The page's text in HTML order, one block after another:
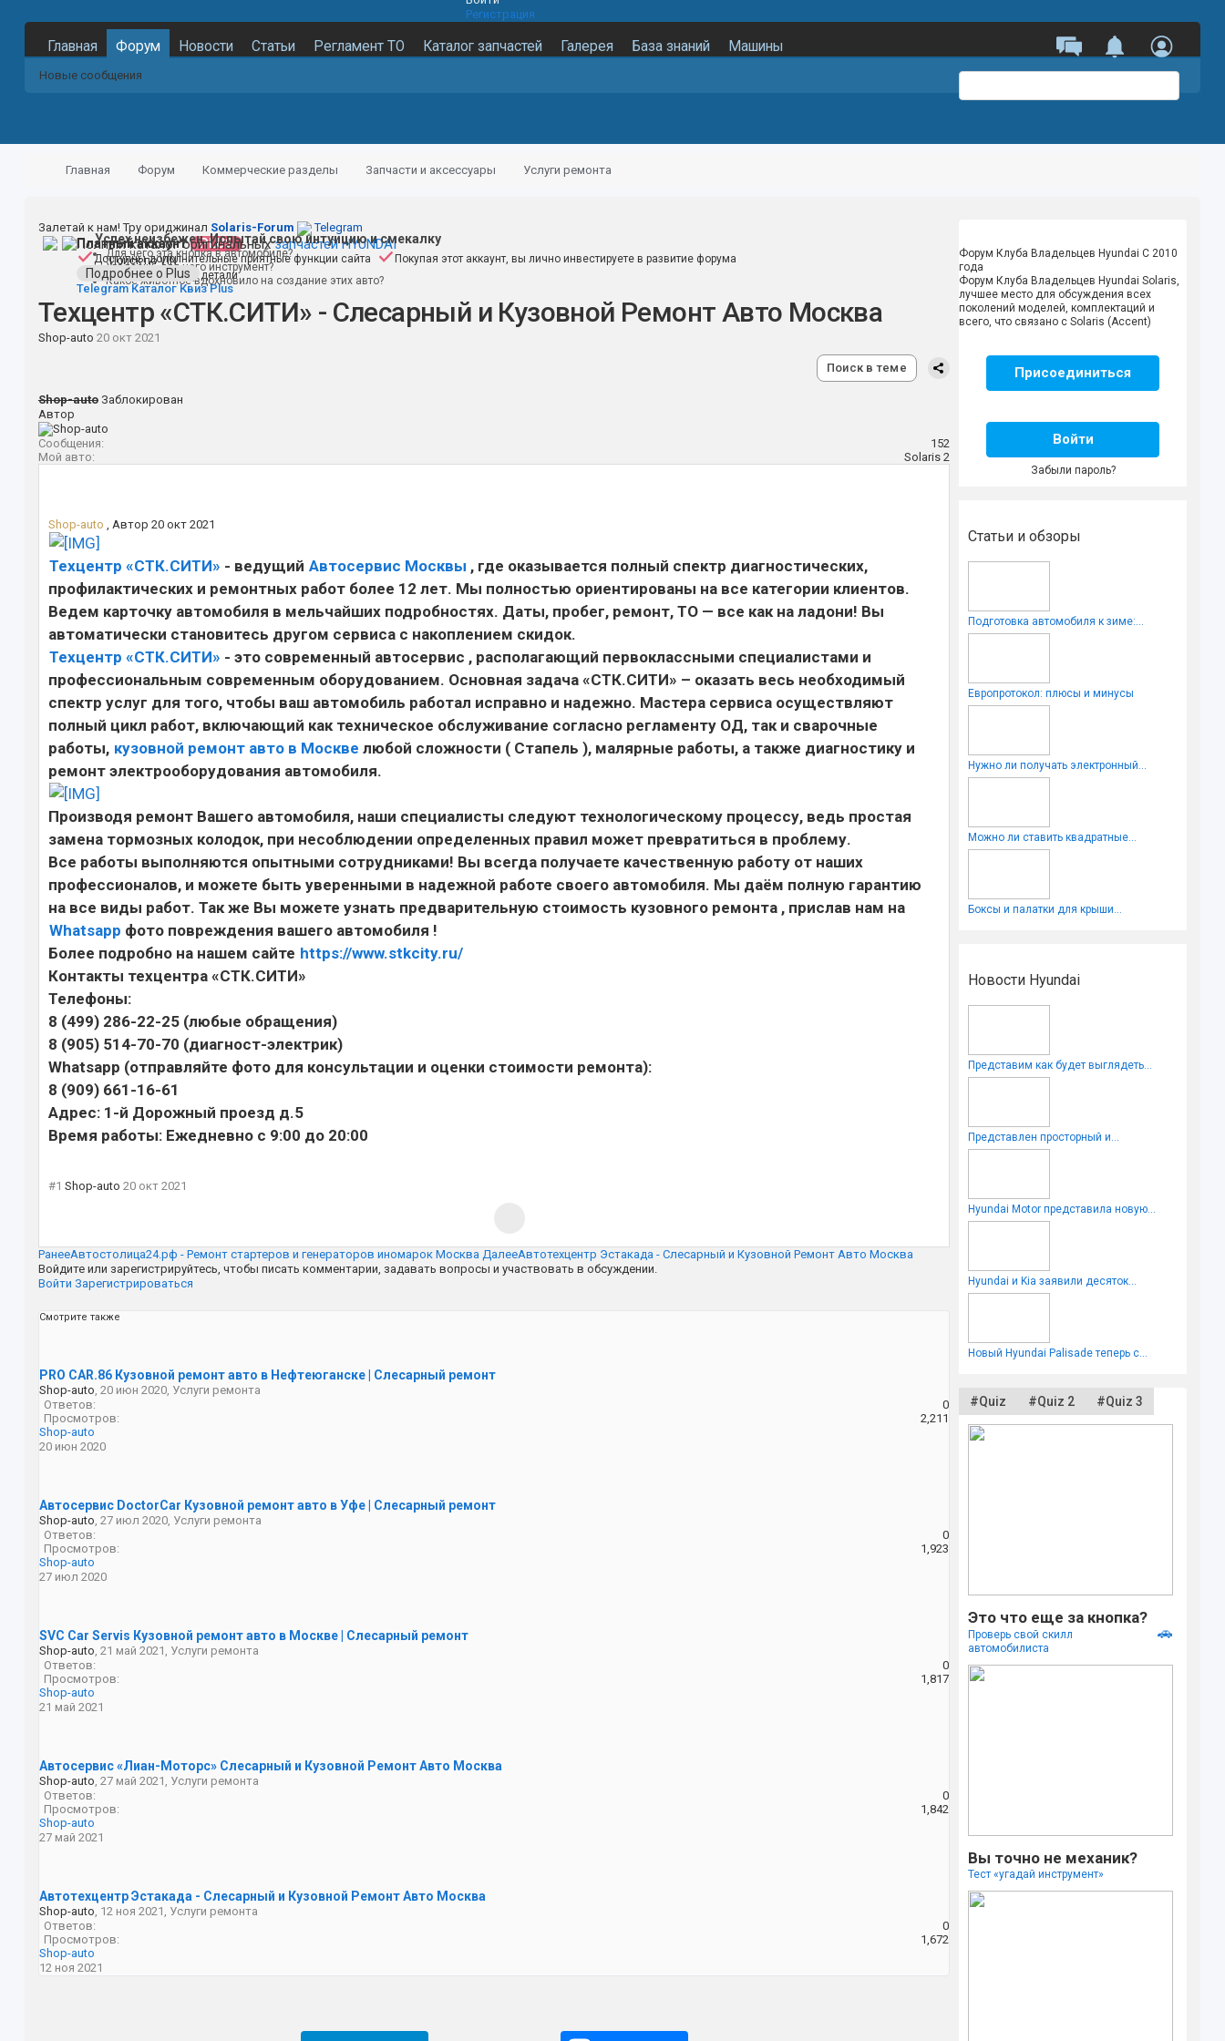
Регистрация
Главная Форум
Новые сообщения
Новости Статьи Регламент ТО Каталог запчастей Галерея База знаний Машины
Главная Форум Коммерческие разделы Запчасти и аксессуары Услуги ремонта
Залетай к нам! Тру ориджинал Solaris-Forum Telegram
Полный каталог оригинальныхзапчастей HYUNDAI
Поиск по VIN
Поиск по номеру детали
Успех неизбежен. Испытай свою интуицию и смекалку
Для чего эта кнопка в автомобиле?
Угадаешь для чего инструмент?
Какое животное вдохновило на создание этих авто?
Платный аккаунт PLUS
Доступны дополнительные приятные функции сайта Покупая этот аккаунт, вы лично инвестируете в развитие форума
Подробнее о Plus
Telegram Каталог Квиз Plus
Техцентр «СТК.СИТИ» - Слесарный и Кузовной Ремонт Авто Москва
Shop-auto 20 окт 2021
Поиск в теме
Shop-auto Заблокирован
Автор
Сообщения:
152
Мой авто:
Solaris 2
Shop-auto Автор 20 окт 2021
Техцентр «СТК.СИТИ» - ведущий Автосервис Москвы , где оказывается полный спектр диагностических,
профилактических и ремонтных работ более 12 лет. Мы полностью ориентированы на все категории клиентов.
Ведем карточку автомобиля в мельчайших подробностях. Даты, пробег, ремонт, ТО — все как на ладони! Вы
автоматически становитесь другом сервиса с накоплением скидок.
Техцентр «СТК.СИТИ» - это современный автосервис , располагающий первоклассными специалистами и
профессиональным современным оборудованием. Основная задача «СТК.СИТИ» – оказать весь необходимый
спектр услуг для того, чтобы ваш автомобиль работал исправно и надежно. Мастера сервиса осуществляют
полный цикл работ, включающий как техническое обслуживание согласно регламенту ОД, так и сварочные
работы, кузовной ремонт авто в Москве любой сложности ( Стапель ), малярные работы, а также диагностику и
ремонт электрооборудования автомобиля.
Производя ремонт Вашего автомобиля, наши специалисты следуют технологическому процессу, ведь простая
замена тормозных колодок, при несоблюдении определенных правил может превратиться в проблему.
Все работы выполняются опытными сотрудниками! Вы всегда получаете качественную работу от наших
профессионалов, и можете быть уверенными в надежной работе своего автомобиля. Мы даём полную гарантию
на все виды работ. Так же Вы можете узнать предварительную стоимость кузовного ремонта , прислав нам на
Whatsapp фото повреждения вашего автомобиля !
Более подробно на нашем сайте https://www.stkcity.ru/
Контакты техцентра «СТК.СИТИ»
Телефоны:
8 (499) 286-22-25 (любые обращения)
8 (905) 514-70-70 (диагност-электрик)
Whatsapp (отправляйте фото для консультации и оценки стоимости ремонта):
8 (909) 661-16-61
Адрес: 1-й Дорожный проезд д.5
Время работы: Ежедневно с 9:00 до 20:00
#1 Shop-auto 20 окт 2021
РанееАвтостолица24.рф - Ремонт стартеров и генераторов иномарок Москва ДалееАвтотехцентр Эстакада - Слесарный и Кузовной Ремонт Авто Москва
Войдите или зарегистрируйтесь, чтобы писать комментарии, задавать вопросы и участвовать в обсуждении.
Войти Зарегистрироваться
Смотрите также
PRO CAR.86 Кузовной ремонт авто в Нефтеюганске | Слесарный ремонт
Shop-auto 20 июн 2020, Услуги ремонта
Ответов:
0
Просмотров:
2,211
Shop-auto
20 июн 2020
Автосервис DoctorCar Кузовной ремонт авто в Уфе | Слесарный ремонт
Shop-auto 27 июл 2020, Услуги ремонта
Ответов:
0
Просмотров:
1,923
Shop-auto
27 июл 2020
SVC Car Servis Кузовной ремонт авто в Москве | Слесарный ремонт
Shop-auto 21 май 2021 Услуги ремонта
Ответов:
0
Просмотров:
1,817
Shop-auto
21 май 2021
Автосервис «Лиан-Моторс» Слесарный и Кузовной Ремонт Авто Москва
Shop-auto 27 май 2021 Услуги ремонта
Ответов:
0
Просмотров:
1,842
Shop-auto
27 май 2021
Автотехцентр Эстакада - Слесарный и Кузовной Ремонт Авто Москва
Shop-auto 12 ноя 2021 Услуги ремонта
Ответов:
0
Просмотров:
1,672
Shop-auto
12 ноя 2021
Форум Клуба Владельцев Hyundai С 2010
года
Форум Клуба Владельцев Hyundai Solaris,
лучшее место для обсуждения всех
поколений моделей, комплектаций и
всего, что связано с Solaris (Accent)
Присоединиться
Войти
Забыли пароль?
Статьи и обзоры
Подготовка автомобиля к зиме:...
Европротокол: плюсы и минусы
Нужно ли получать электронный...
Можно ли ставить квадратные...
Боксы и палатки для крыши...
Новости Hyundai
Представим как будет выглядеть...
Представлен просторный и...
Hyundai Motor представила новую...
Hyundai и Kia заявили десяток...
Новый Hyundai Palisade теперь с...
#Quiz #Quiz 2 #Quiz 3
Это что еще за кнопка?
Проверь свой скилл
автомобилиста
🚗
Вы точно не механик?
Тест «угадай инструмент»